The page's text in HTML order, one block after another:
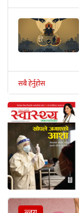
सबै हेर्नुहोस